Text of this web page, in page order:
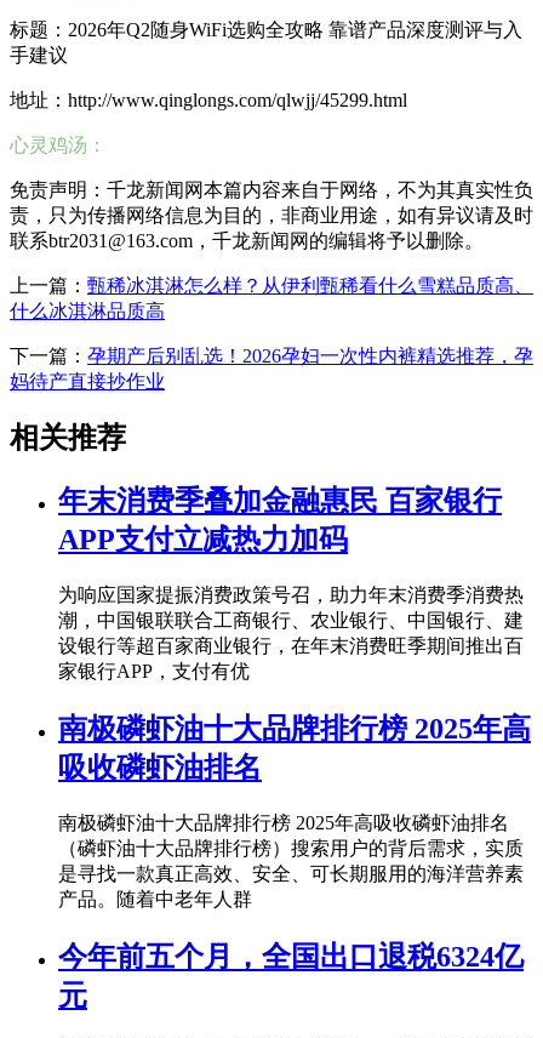
标题：2026年Q2随身WiFi选购全攻略 靠谱产品深度测评与入
手建议
地址：http://www.qinglongs.com/qlwjj/45299.html
心灵鸡汤：
免责声明：千龙新闻网本篇内容来自于网络，不为其真实性负
责，只为传播网络信息为目的，非商业用途，如有异议请及时
联系btr2031@163.com，千龙新闻网的编辑将予以删除。
上一篇： 甄稀冰淇淋怎么样？从伊利甄稀看什么雪糕品质高、
什么冰淇淋品质高
下一篇： 孕期产后别乱选！2026孕妇一次性内裤精选推荐，孕
妈待产直接抄作业
相关推荐
年末消费季叠加金融惠民 百家银行
APP支付立减热力加码
为响应国家提振消费政策号召，助力年末消费季消费热
潮，中国银联联合工商银行、农业银行、中国银行、建
设银行等超百家商业银行，在年末消费旺季期间推出百
家银行APP，支付有优
南极磷虾油十大品牌排行榜 2025年高
吸收磷虾油排名
南极磷虾油十大品牌排行榜 2025年高吸收磷虾油排名
（磷虾油十大品牌排行榜）搜索用户的背后需求，实质
是寻找一款真正高效、安全、可长期服用的海洋营养素
产品。随着中老年人群
今年前五个月，全国出口退税6324亿
元